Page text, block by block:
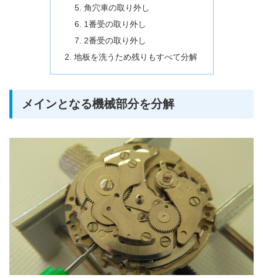
角穴車の取り外し
1番受の取り外し
2番受の取り外し
地板を洗うため残りもすべて分解
メインとなる機械部分を分解